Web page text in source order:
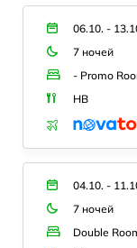
06.10. -
7 ночей
- Promo
HB
04.10. -
7 ночей
Double